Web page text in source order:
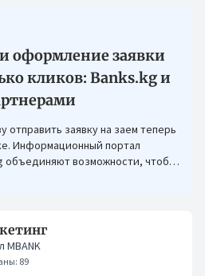
оформление заявки
кликов: Banks.kg и
отправить заявку на заем теперь
Информационный портал
объединяют возможности, чтобы
MBANK
89